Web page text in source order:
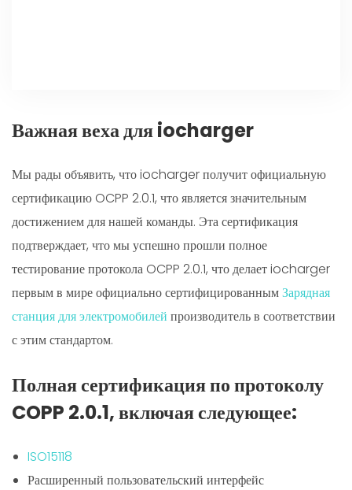
Важная веха для iocharger
Мы рады объявить, что iocharger получит официальную
сертификацию OCPP 2.0.1, что является значительным
достижением для нашей команды. Эта сертификация
подтверждает, что мы успешно прошли полное
тестирование протокола OCPP 2.0.1, что делает iocharger
первым в мире официально сертифицированнымЗарядная
станция для электромобилей производитель в соответствии
с этим стандартом.
Полная сертификация по протоколу
COPP 2.0.1, включая следующее:
ISO15118
Расширенный пользовательский интерфейс